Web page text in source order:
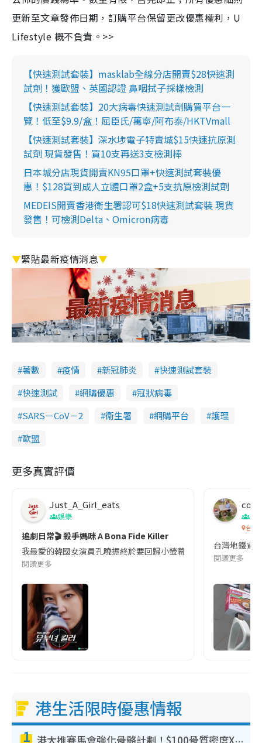
更新至文章發佈日期，訂購平台保留更改優惠權利，U
Lifestyle 概不負責。>>
【快速測試套裝】masklab全線分店開賣$28快速測
試劑！獲歐盟、英國認證 鼻咽拭子採樣檢測
【快速測試套裝】20大病毒快速測試劑購買平台一
覽！低至$9.9/盒！屈臣氏/萬寧/阿布泰/HKTVmall
【快速測試套裝】深水埗電子特賣城$15快速抗原測
試劑 現貨發售！買10支再送3支檢測棒
日本城分店現貨開賣KN95口罩+快速測試套裝優
惠！$128買到成人立體口罩2盒+5支抗原檢測試劑
MEDEIS開賣香港衛生署認可$18快速測試套裝 現貨
發售！可檢測Delta、Omicron病毒
▼緊貼最新疫情消息▼
著數 疫情 新冠肺炎
快速測試套裝
快速測試
網購優惠
冠狀病毒
SARS－CoV－2
衞生署 網購平台
護理
歐盟
更多真實評價
Just_A_Girl_eats
娛樂
追劇日常🎬 殺手媽咪 A Bona Fide Killer
我最愛的韓國女演員孔曉振終於要回歸小螢幕啦!這次的劇本改編
閱讀更多
co
吹
台灣
台灣地鐵宣
閱讀更多
港生活限時優惠情報
1